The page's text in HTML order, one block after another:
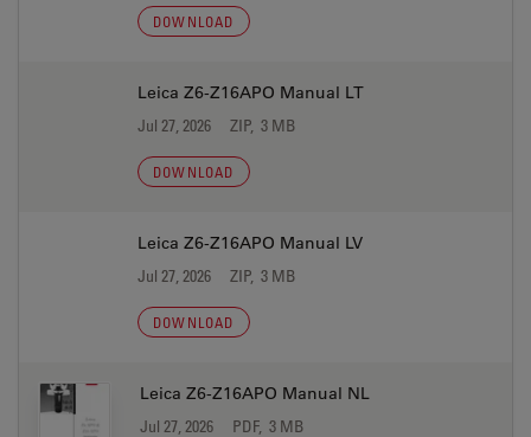
DOWNLOAD
Leica Z6-Z16APO Manual LT
Jul 27, 2026 ZIP, 3 MB
DOWNLOAD
Leica Z6-Z16APO Manual LV
Jul 27, 2026 ZIP, 3 MB
DOWNLOAD
Leica Z6-Z16APO Manual NL
Jul 27, 2026 PDF, 3 MB